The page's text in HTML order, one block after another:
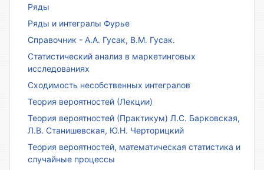
Ряды
Ряды и интегралы Фурье
Справочник - А.А. Гусак, В.М. Гусак.
Статистический анализ в маркетинговых
исследованиях
Сходимость несобственных интегралов
Теория вероятностей (Лекции)
Теория вероятностей (Практикум) Л.С. Барковская,
Л.В. Станишевская, Ю.Н. Черторицкий
Теория вероятностей, математическая статистика и
случайные процессы